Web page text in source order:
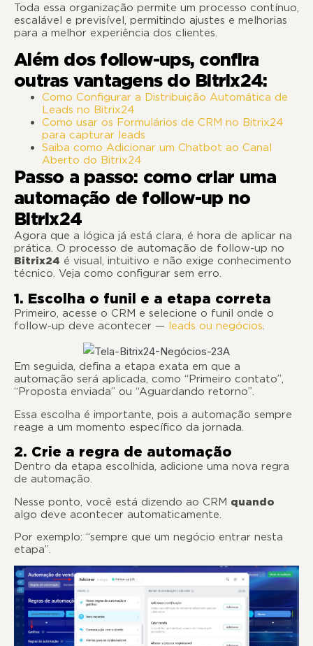
Toda essa organização permite um processo contínuo,
escalável e previsível, permitindo ajustes e melhorias
para a melhor experiência dos clientes.
Além dos follow-ups, confira
outras vantagens do Bitrix24:
Como Configurar a Distribuição Automática de
Leads no Bitrix24
Como usar os Formulários de CRM no Bitrix24
para capturar leads
Saiba como Adicionar um Chatbot ao Canal
Aberto do Bitrix24
Passo a passo: como criar uma
automação de follow-up no
Bitrix24
Agora que a lógica já está clara, é hora de aplicar na
prática. O processo de automação de follow-up no
Bitrix24 é visual, intuitivo e não exige conhecimento
técnico. Veja como configurar sem erro.
1. Escolha o funil e a etapa correta
Primeiro, acesse o CRM e selecione o funil onde o
follow-up deve acontecer — leads ou negócios
Em seguida, defina a etapa exata em que a
automação será aplicada, como “Primeiro contato”,
“Proposta enviada” ou “Aguardando retorno”.
Essa escolha é importante, pois a automação sempre
reage a um momento específico da jornada.
2. Crie a regra de automação
Dentro da etapa escolhida, adicione uma nova regra
de automação.
Nesse ponto, você está dizendo ao CRM quando
algo deve acontecer automaticamente.
Por exemplo: “sempre que um negócio entrar nesta
etapa”.